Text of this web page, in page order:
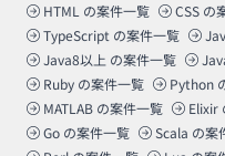
HTML の案件一覧 CSS の
TypeScript の案件一覧
Java8以上 の案件一覧
Ruby の案件一覧 Python
MATLAB の案件一覧 Elixir
Go の案件一覧 Scala の案